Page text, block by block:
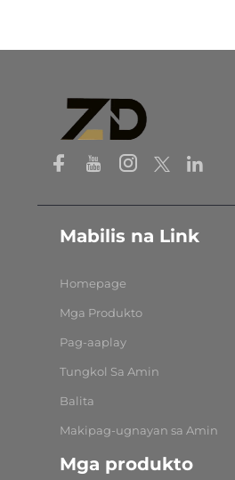
Mabilis na Link
Homepage
Mga Produkto
Pag-aaplay
Tungkol Sa Amin
Balita
Makipag-ugnayan sa Amin
Mga produkto